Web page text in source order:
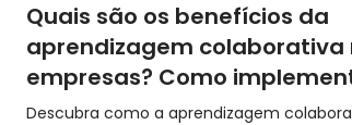
Quais são os benefícios da
aprendizagem colaborativa
empresas? Como
Descubra como a aprendizagem